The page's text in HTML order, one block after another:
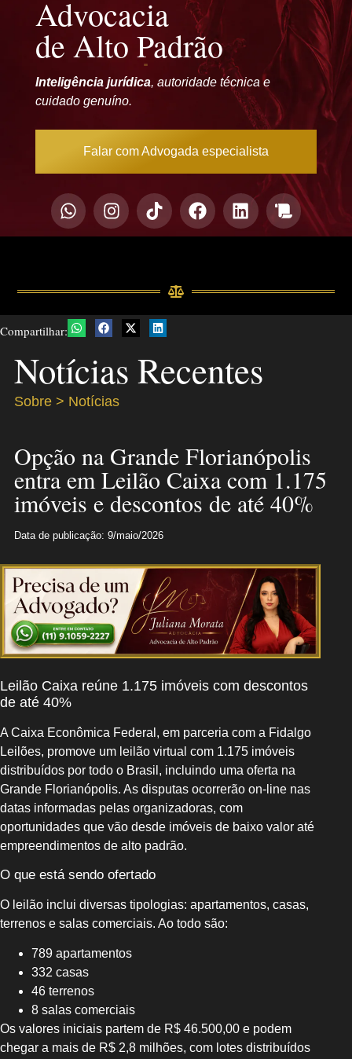
Advocacia
de Alto Padrão
Inteligência jurídica, autoridade técnica e
cuidado genuíno.
Falar com Advogada especialista
Compartilhar:
Notícias Recentes
Sobre > Notícias
Opção na Grande Florianópolis
entra em Leilão Caixa com 1.175
imóveis e descontos de até 40%
Data de publicação: 9/maio/2026
Leilão Caixa reúne 1.175 imóveis com descontos
de até 40%
A Caixa Econômica Federal, em parceria com a Fidalgo
Leilões, promove um leilão virtual com 1.175 imóveis
distribuídos por todo o Brasil, incluindo uma oferta na
Grande Florianópolis. As disputas ocorrerão on-line nas
datas informadas pelas organizadoras, com
oportunidades que vão desde imóveis de baixo valor até
empreendimentos de alto padrão.
O que está sendo ofertado
O leilão inclui diversas tipologias: apartamentos, casas,
terrenos e salas comerciais. Ao todo são:
789 apartamentos
332 casas
46 terrenos
8 salas comerciais
Os valores iniciais partem de R$ 46.500,00 e podem
chegar a mais de R$ 2,8 milhões, com lotes distribuídos